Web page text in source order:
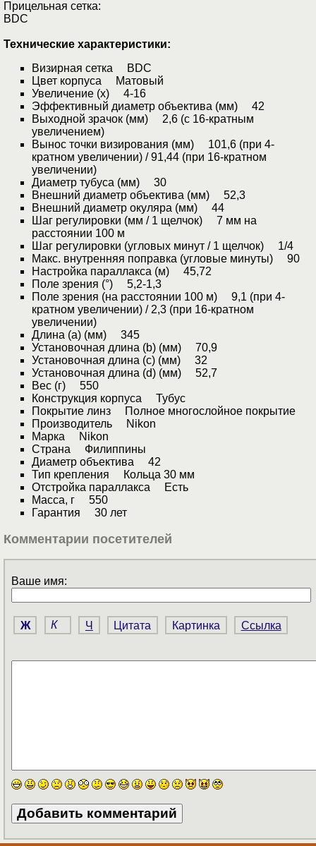
Прицельная сетка:
BDC
Технические характеристики:
Визирная сетка BDC
Цвет корпуса Матовый
Увеличение (x) 4-16
Эффективный диаметр объектива (мм) 42
Выходной зрачок (мм) 2,6 (с 16-кратным
увеличением)
Вынос точки визирования (мм) 101,6 (при 4-
кратном увеличении) / 91,44 (при 16-кратном
увеличении)
Диаметр тубуса (мм) 30
Внешний диаметр объектива (мм) 52,3
Внешний диаметр окуляра (мм) 44
Шаг регулировки (мм / 1 щелчок) 7 мм на
расстоянии 100 м
Шаг регулировки (угловых минут / 1 щелчок) 1/4
Макс. внутренняя поправка (угловые минуты) 90
Настройка параллакса (м) 45,72
Поле зрения (°) 5,2-1,3
Поле зрения (на расстоянии 100 м) 9,1 (при 4-
кратном увеличении) / 2,3 (при 16-кратном
увеличении)
Длина (a) (мм) 345
Установочная длина (b) (мм) 70,9
Установочная длина (c) (мм) 32
Установочная длина (d) (мм) 52,7
Вес (г) 550
Конструкция корпуса Тубус
Покрытие линз Полное многослойное покрытие
Производитель Nikon
Марка Nikon
Страна Филиппины
Диаметр объектива 42
Тип крепления Кольца 30 мм
Отстройка параллакса Есть
Масса, г 550
Гарантия 30 лет
Комментарии посетителей
Ваше имя:
Ж К Ч Цитата Картинка Ссылка